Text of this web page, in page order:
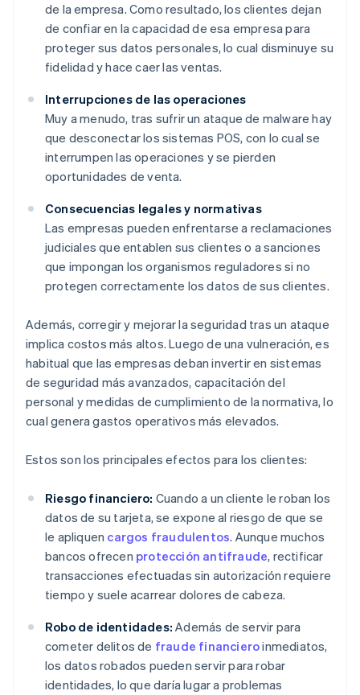
de la empresa. Como resultado, los clientes dejan
de confiar en la capacidad de esa empresa para
proteger sus datos personales, lo cual disminuye su
fidelidad y hace caer las ventas.
Interrupciones de las operaciones
Muy a menudo, tras sufrir un ataque de malware hay
que desconectar los sistemas POS, con lo cual se
interrumpen las operaciones y se pierden
oportunidades de venta.
Consecuencias legales y normativas
Las empresas pueden enfrentarse a reclamaciones
judiciales que entablen sus clientes o a sanciones
que impongan los organismos reguladores si no
protegen correctamente los datos de sus clientes.
Además, corregir y mejorar la seguridad tras un ataque
implica costos más altos. Luego de una vulneración, es
habitual que las empresas deban invertir en sistemas
de seguridad más avanzados, capacitación del
personal y medidas de cumplimiento de la normativa, lo
cual genera gastos operativos más elevados.
Estos son los principales efectos para los clientes:
Riesgo financiero: Cuando a un cliente le roban los
datos de su tarjeta, se expone al riesgo de que se
le apliquen cargos fraudulentos. Aunque muchos
bancos ofrecen protección antifraude, rectificar
transacciones efectuadas sin autorización requiere
tiempo y suele acarrear dolores de cabeza.
Robo de identidades: Además de servir para
cometer delitos de fraude financieroinmediatos,
los datos robados pueden servir para robar
identidades, lo que daría lugar a problemas